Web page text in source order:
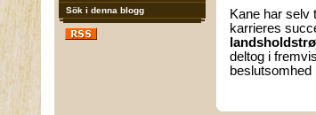
Sök i denna blogg
Kane har selv
karrieres
deltog i
beslutsomhed